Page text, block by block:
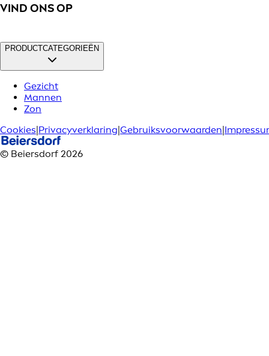
VIND ONS OP
PRODUCTCATEGORIEËN
Gezicht
Mannen
Zon
Cookies|Privacyverklaring|Gebruiksvoorwaarden|
© Beiersdorf 2026